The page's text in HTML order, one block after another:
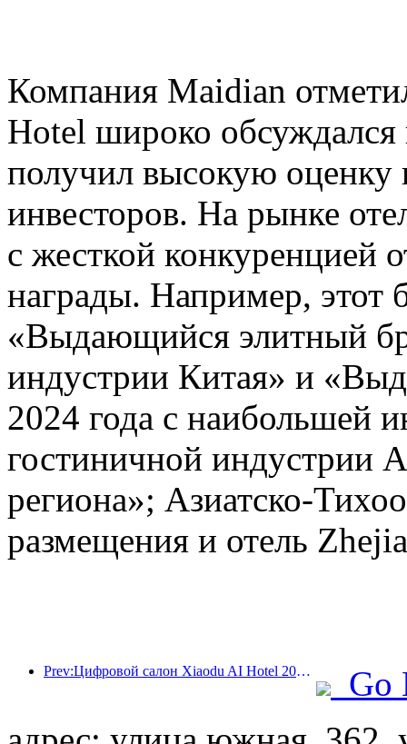
Компания Maidian
Hotel широко
получил высокую оценку
инвесторов. На рынке
с жесткой конкуренцией
награды. Например, этот
«Выдающийся элитный
индустрии Китая» и
2024 года с наибольшей
гостиничной индустрии
региона»; Азиатско-
размещения и отель
Prev:Цифровой салон Xiaodu AI Hotel 2024 успешно завершился! Ускорить реконструкцию будущего отеля
Go